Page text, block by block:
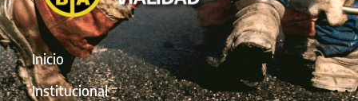
Inicio
Institucional